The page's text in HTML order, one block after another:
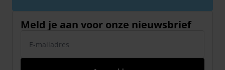
Meld je aan voor onze nieuwsbrief